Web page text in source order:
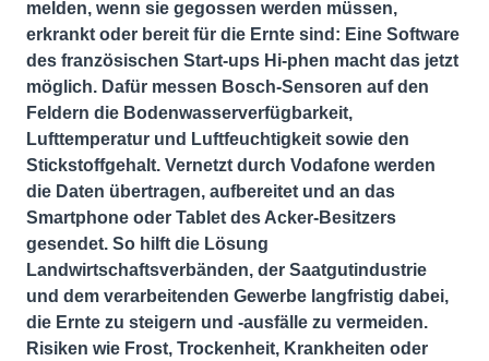
melden, wenn sie gegossen werden müssen,
erkrankt oder bereit für die Ernte sind: Eine Software
des französischen Start-ups Hi-phen macht das jetzt
möglich. Dafür messen Bosch-Sensoren auf den
Feldern die Bodenwasserverfügbarkeit,
Lufttemperatur und Luftfeuchtigkeit sowie den
Stickstoffgehalt. Vernetzt durch Vodafone werden
die Daten übertragen, aufbereitet und an das
Smartphone oder Tablet des Acker-Besitzers
gesendet. So hilft die Lösung
Landwirtschaftsverbänden, der Saatgutindustrie
und dem verarbeitenden Gewerbe langfristig dabei,
die Ernte zu steigern und -ausfälle zu vermeiden.
Risiken wie Frost, Trockenheit, Krankheiten oder